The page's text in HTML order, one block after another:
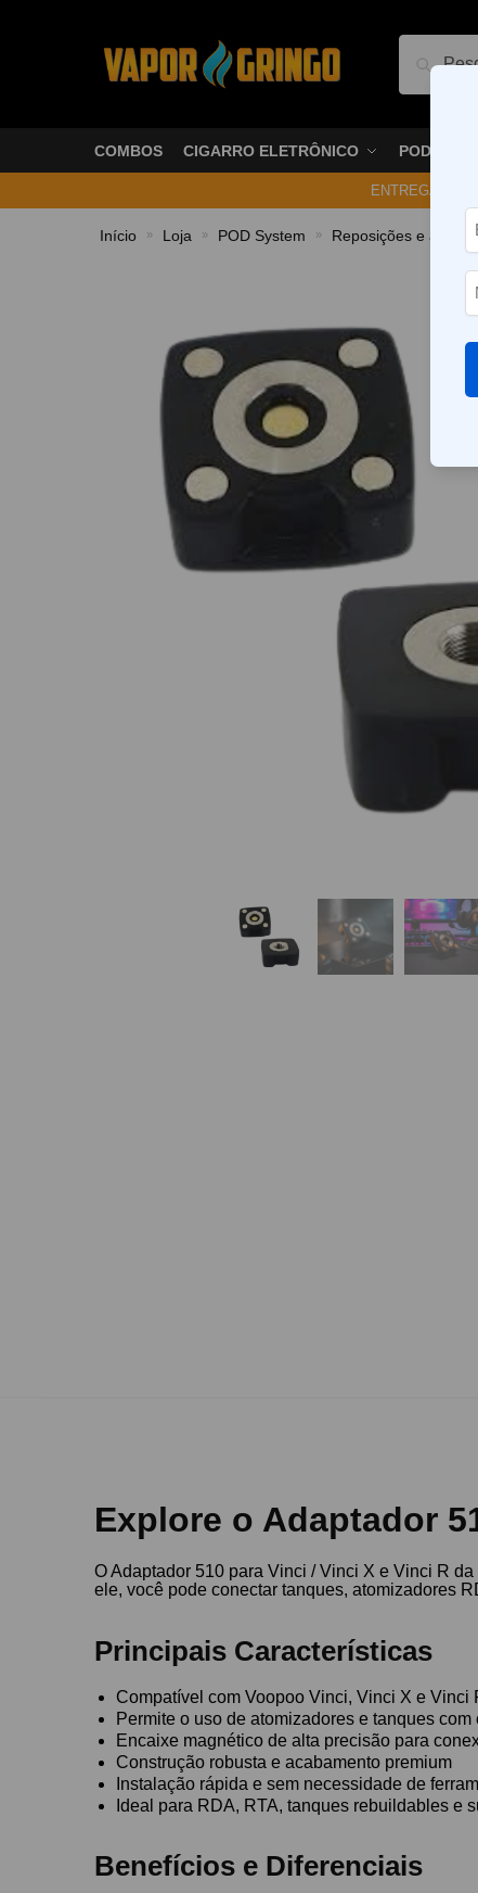
COMBOS CIGARRO ELETRÔNICO PODS
ENTREGA NO
Início » Loja » POD System » Reposições e
Explore o Adaptador
O Adaptador 510 para Vinci / Vinci X e Vinci R
ele, você pode conectar tanques, atomizadores
Principais Características
Compatível com Voopoo Vinci, Vinci X e Vinci
Permite o uso de atomizadores e tanques com
Encaixe magnético de alta precisão para
Construção robusta e acabamento premium
Instalação rápida e sem necessidade de
Ideal para RDA, RTA, tanques rebuildables e
Benefícios e Diferenciais